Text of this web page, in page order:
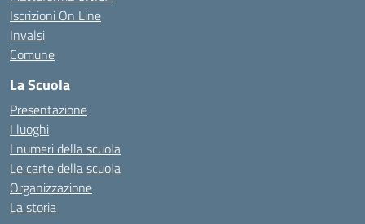
Iscrizioni On Line
Invalsi
Comune
La Scuola
Presentazione
I luoghi
I numeri della scuola
Le carte della scuola
Organizzazione
La storia